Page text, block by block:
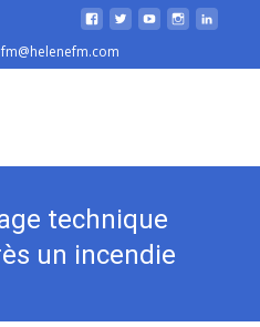
technique
un incendie